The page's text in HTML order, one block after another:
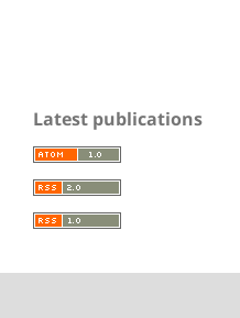
Latest publications